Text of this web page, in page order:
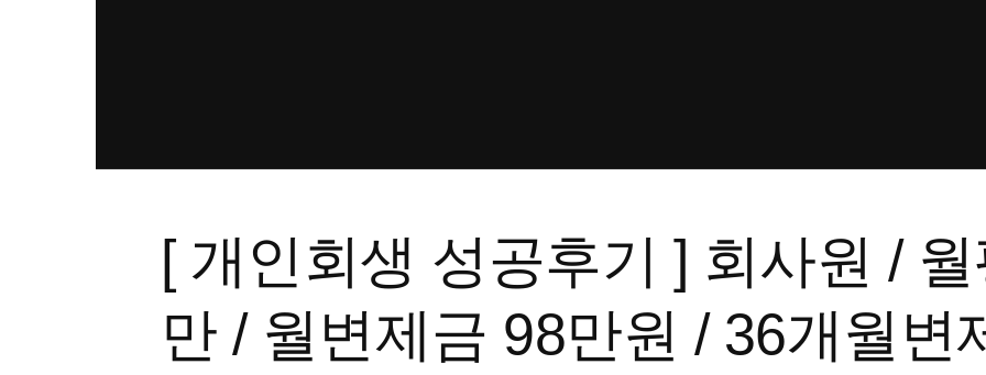
[ 개인회생 성공후기 ] 회사원 /
만 / 월변제금 98만원 / 36개월변